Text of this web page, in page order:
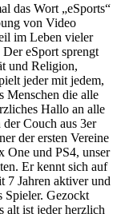
das Wort „eSports“
von Video
im Leben vieler
eSport sprengt
und Religion,
jeder mit jedem,
Menschen die alle
Hallo an alle
Couch aus 3er
der ersten Vereine
One und PS4, unser
Er kennt sich auf
7 Jahren aktiver und
Spieler. Gezockt
alt ist jeder herzlich